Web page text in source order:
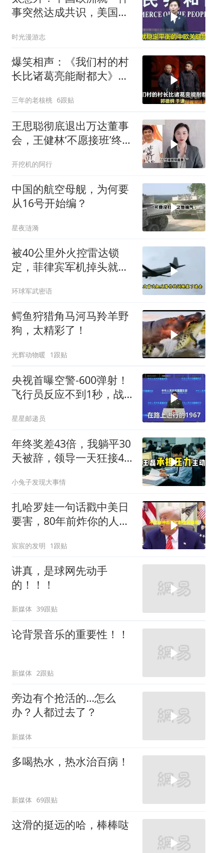
事突然达成共识，美国这
时光漫游志
爆笑相声：《我们村的村
长比诸葛亮能耐都大》郭
三年的老核桃 6跟贴
王思聪彻底退出万达董事
会，王健林‘不愿接班’终究
开挖机的阿行
中国的航空母舰，为何要
从16号开始编？
星夜涟漪
被40公里外火控雷达锁
定，菲律宾军机掉头就
场
环球军武密语
鳄鱼狩猎角马河马羚羊野
狗，太精彩了！
光辉动物暖 1跟贴
央视首曝空警-600弹射！
飞行员反应不到1秒，战
星星邮递员
年终奖差43倍，我躺平30
天被辞，领导一天狂接47
小兔子发现大事情
扎哈罗娃一句话戳中美日
要害，80年前炸你的人，
宸宸的发明 1跟贴
讲真，是球网先动手
的！！！
新媒体 39跟贴
论背景音乐的重要性！！
新媒体 2跟贴
旁边有个抢活的…怎么
办？人都过去了？
新媒体
多喝热水，热水治百病！
新媒体 69跟贴
这滑的挺远的哈，棒棒哒